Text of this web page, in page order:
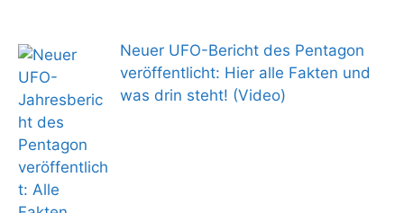
Neuer UFO-Bericht des Pentagon
veröffentlicht: Hier alle Fakten und
was drin steht! (Video)